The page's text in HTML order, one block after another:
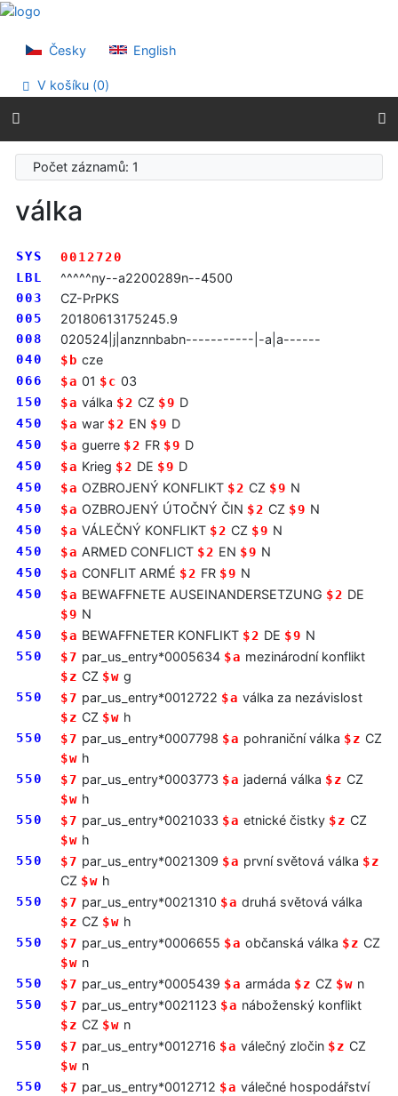
Přejít na obsah
Prohlášení o webové přístupnosti
Česky English
V košíku (0)
Počet záznamů: 1
válka
SYS
0012720
LBL
^^^^^ny--a2200289n--4500
003 CZ-PrPKS
005 20180613175245.9
008 020524|j|anznnbabn-----------|-a|a------
040 $b cze
066 $a 01 $c 03
150 $a válka $2 CZ $9 D
450 $a war $2 EN $9 D
450 $a guerre $2 FR $9 D
450 $a Krieg $2 DE $9 D
450 $a OZBROJENÝ KONFLIKT $2 CZ $9 N
450 $a OZBROJENÝ ÚTOČNÝ ČIN $2 CZ $9 N
450 $a VÁLEČNÝ KONFLIKT $2 CZ $9 N
450 $a ARMED CONFLICT $2 EN $9 N
450 $a CONFLIT ARMÉ $2 FR $9 N
450 $a BEWAFFNETE AUSEINANDERSETZUNG $2 DE
$9 N
450 $a BEWAFFNETER KONFLIKT $2 DE $9 N
550 $7 par_us_entry*0005634 $a mezinárodní konflikt
$z CZ $w g
550 $7 par_us_entry*0012722 $a válka za nezávislost
$z CZ $w h
550 $7 par_us_entry*0007798 $a pohraniční válka $z CZ
$w h
550 $7 par_us_entry*0003773 $a jaderná válka $z CZ
$w h
550 $7 par_us_entry*0021033 $a etnické čistky $z CZ
$w h
550 $7 par_us_entry*0021309 $a první světová válka $z
CZ $w h
550 $7 par_us_entry*0021310 $a druhá světová válka
$z CZ $w h
550 $7 par_us_entry*0006655 $a občanská válka $z CZ
$w n
550 $7 par_us_entry*0005439 $a armáda $z CZ $w n
550 $7 par_us_entry*0021123 $a náboženský konflikt
$z CZ $w n
550 $7 par_us_entry*0012716 $a válečný zločin $z CZ
$w n
550 $7 par_us_entry*0012712 $a válečné hospodářství